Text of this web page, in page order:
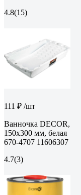
4.8(15)
111 ₽ /шт
Ванночка DECOR,
150х300 мм, белая
670-4707 11606307
4.7(3)